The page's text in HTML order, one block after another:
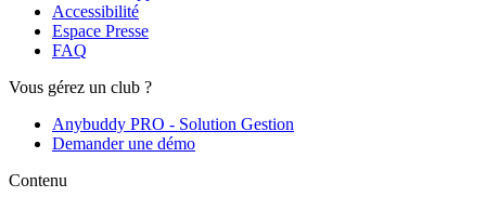
Accessibilité
Espace Presse
FAQ
Vous gérez un club ?
Anybuddy PRO - Solution Gestion
Demander une démo
Contenu